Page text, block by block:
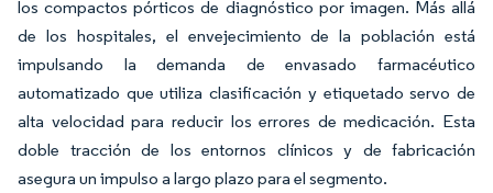
los compactos pórticos de diagnóstico por imagen. Más allá
de los hospitales, el envejecimiento de la población está
impulsando la demanda de envasado farmacéutico
automatizado que utiliza clasificación y etiquetado servo de
alta velocidad para reducir los errores de medicación. Esta
doble tracción de los entornos clínicos y de fabricación
asegura un impulso a largo plazo para el segmento.